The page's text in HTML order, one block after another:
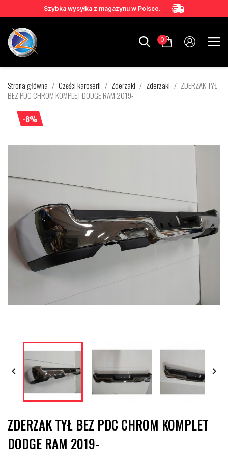
Szybka wysyłka z magazynu w Polsce.
0
Strona główna Części karoserii Zderzaki Zderzaki
ZDERZAK TYŁ
BEZ PDC CHROM KOMPLET DODGE RAM 2019-
-8%
 
ZDERZAK TYŁ BEZ PDC CHROM KOMPLET
DODGE RAM 2019-